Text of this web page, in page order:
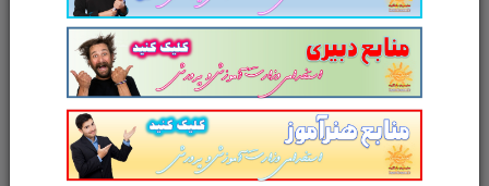
امتیاز شما به محصول
ارسال دیدگاه انصراف